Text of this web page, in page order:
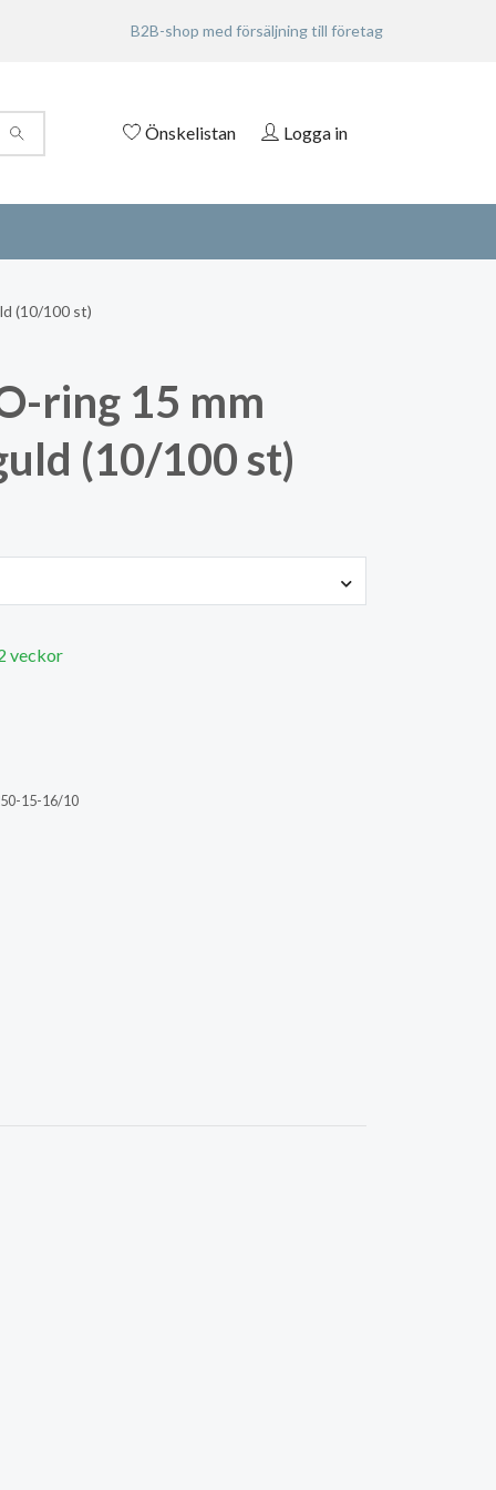
B2B-shop med försäljning till företag
Önskelistan Logga in
(10/100 st)
ring 15 mm
(10/100 st)
veckor
15-16/10